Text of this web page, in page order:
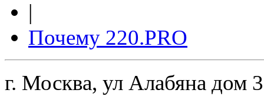
|
Почему 220.PRO
г. Москва, ул Алабяна дом